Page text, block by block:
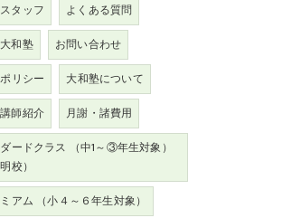
スタッフ
よくある質問
大和塾
お問い合わせ
リシー
大和塾について
講師紹介
月謝・諸費用
ードクラス （中1～③年生対象）
校）
アム （小４～６年生対象）